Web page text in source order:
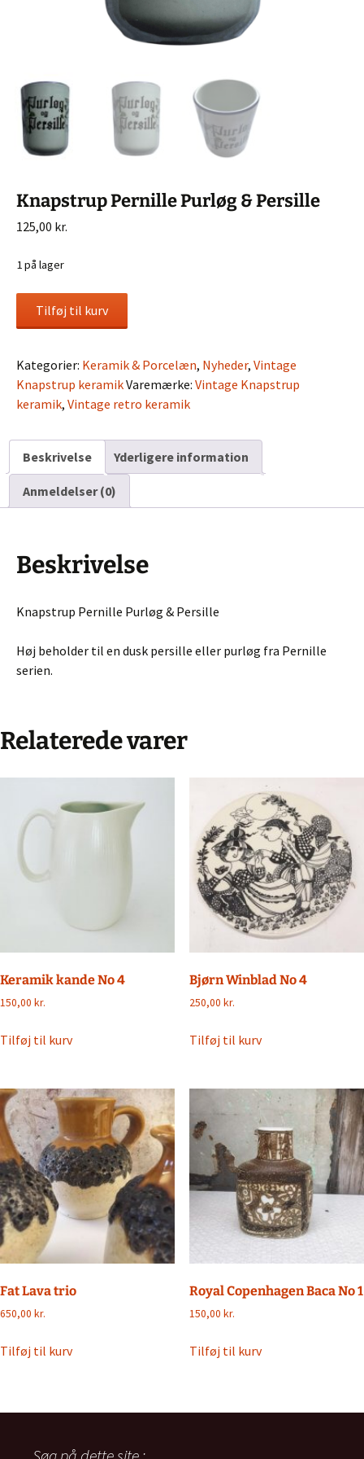
Knapstrup Pernille Purløg & Persille
125,00 kr.
1 på lager
Knapstrup
&
Persille
antal
Tilføj til kurv
Kategorier: Keramik & Porcelæn, Nyheder, Vintage
Knapstrup keramikVaremærke: Vintage Knapstrup
keramik, Vintage retro keramik
Beskrivelse Yderligere information
Anmeldelser (0)
Beskrivelse
Knapstrup Pernille Purløg & Persille
Høj beholder til en dusk persille eller purløg fra Pernille
serien.
Relaterede varer
Keramik kande No 4
150,00 kr.
Tilføj til kurv
Bjørn Winblad No 4
250,00 kr.
Tilføj til kurv
Fat Lava trio
650,00 kr.
Tilføj til kurv
Royal Copenhagen Baca No 1
150,00 kr.
Tilføj til kurv